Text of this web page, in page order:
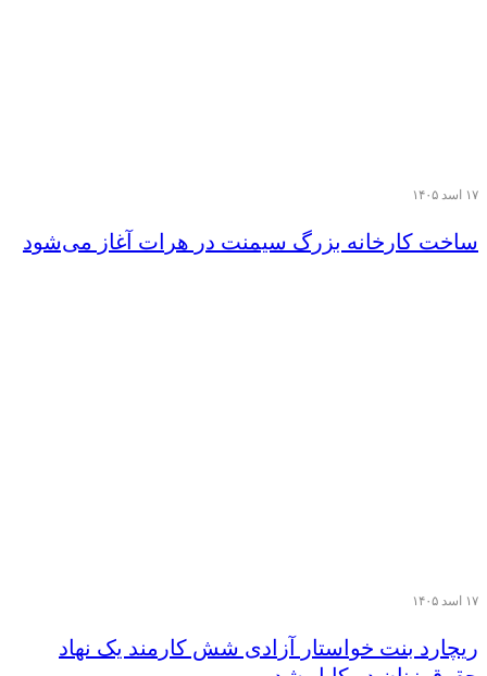
۱۷ اسد ۱۴۰۵
ساخت کارخانه بزرگ سیمنت در هرات آغاز می‌شود
۱۷ اسد ۱۴۰۵
ریچارد بنت خواستار آزادی شش کارمند یک نهاد